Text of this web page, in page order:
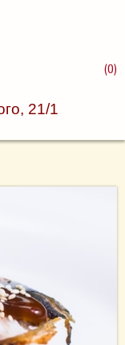
21/1
(0)
пиццы